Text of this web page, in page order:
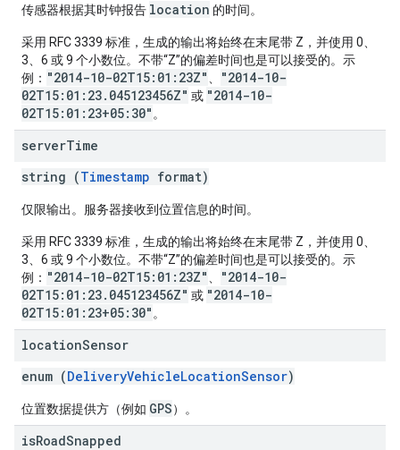
传感器根据其时钟报告 location 的时间。
采用 RFC 3339 标准，生成的输出将始终在末尾带 Z，并使用 0、
3、6 或 9 个小数位。不带“Z”的偏差时间也是可以接受的。示
例： "2014-10-02T15:01:23Z"
"2014-10-
02T15:01:23.045123456Z" 或 "2014-10-
02T15:01:23+05:30" 。
serverTime
string (Timestamp format)
仅限输出。服务器接收到位置信息的时间。
采用 RFC 3339 标准，生成的输出将始终在末尾带 Z，并使用 0、
3、6 或 9 个小数位。不带“Z”的偏差时间也是可以接受的。示
例： "2014-10-02T15:01:23Z"
"2014-10-
02T15:01:23.045123456Z" 或 "2014-10-
02T15:01:23+05:30" 。
locationSensor
enum (DeliveryVehicleLocationSensor)
位置数据提供方（例如 GPS）。
isRoadSnapped